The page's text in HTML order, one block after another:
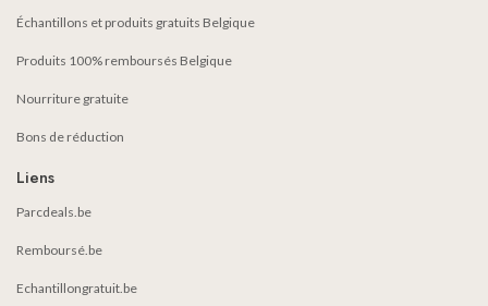
Échantillons et produits gratuits Belgique
Produits 100% remboursés Belgique
Nourriture gratuite
Bons de réduction
Liens
Parcdeals.be
Remboursé.be
Echantillongratuit.be